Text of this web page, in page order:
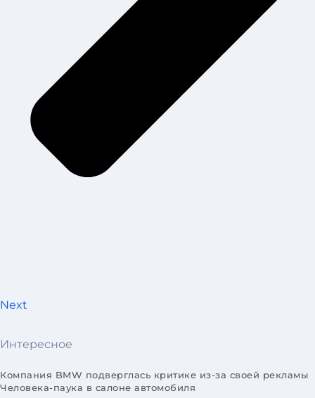
Next
Интересное
Компания BMW подверглась критике из-за своей рекламы
Человека-паука в салоне автомобиля